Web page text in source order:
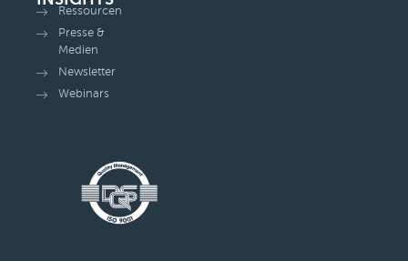
Ressourcen
Presse &
Medien
Newsletter
Webinars